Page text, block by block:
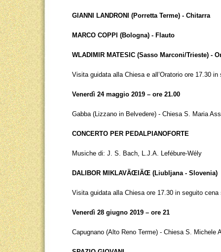
GIANNI LANDRONI (Porretta Terme) - Chitarra
MARCO COPPI (Bologna) - Flauto
WLADIMIR MATESIC (Sasso Marconi/Trieste) -
Visita guidata alla Chiesa e all’Oratorio ore 17.30
Venerdì 24 maggio 2019 – ore 21.00
Gabba (Lizzano in Belvedere) - Chiesa S. Maria
CONCERTO PER PEDALPIANOFORTE
Musiche di: J. S. Bach, L.J.A. Lefébure-Wély
DALIBOR MIKLAVÄŒIÄŒ (Liubljana - Slovenia)
Visita guidata alla Chiesa ore 17.30 in seguito
Venerdì 28 giugno 2019 – ore 21
Capugnano (Alto Reno Terme) - Chiesa S. Michele